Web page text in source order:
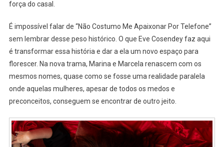
força do casal.
É impossível falar de “Não Costumo Me Apaixonar Por Telefone”
sem lembrar desse peso histórico. O que Eve Cosendey faz aqui
é transformar essa história e dar a ela um novo espaço para
florescer. Na nova trama, Marina e Marcela renascem com os
mesmos nomes, quase como se fosse uma realidade paralela
onde aquelas mulheres, apesar de todos os medos e
preconceitos, conseguem se encontrar de outro jeito.